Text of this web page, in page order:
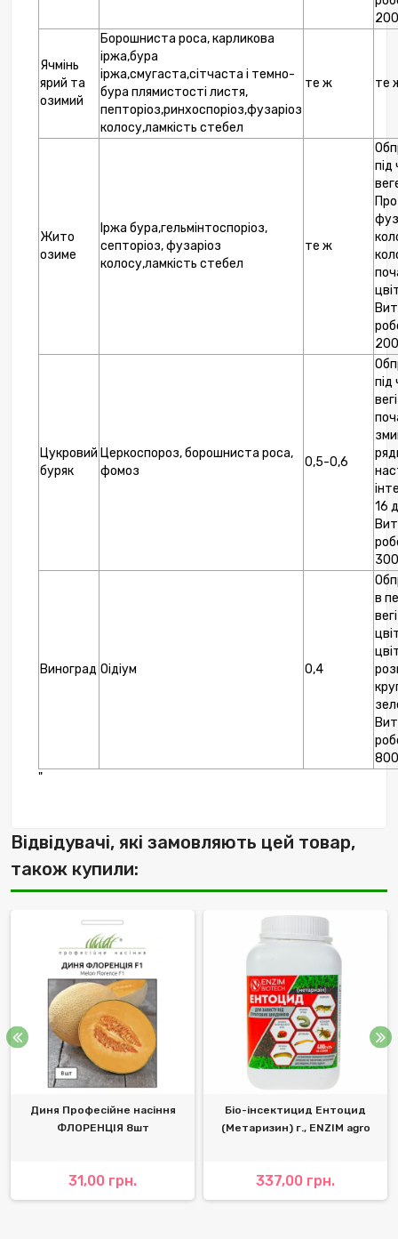
Ячмінь
ярий та
озимий
Борошниста роса, карликова
іржа,бура
іржа,смугаста,сітчаста і темно-
бура плямистості листя,
пепторіоз,ринхоспоріоз,фузаріоз
колосу,ламкість стебел
те ж те
Жито
озиме
Іржа бура,гельмінтоспоріоз,
септоріоз, фузаріоз
колосу,ламкість стебел
те ж
під
Цукровий
буряк
Церкоспороз, борошниста роса,
фомоз
0,5-0,6
під
16
Виноград Оідіум 0,4
в
"
Відвідувачі, які замовляють цей товар,
також купили:
Диня Професійне насіння
ФЛОРЕНЦІЯ 8шт
31,00 грн.
Біо-інсектицид Ентоцид
(Метаризин) г., ENZIM agro
337,00 грн.